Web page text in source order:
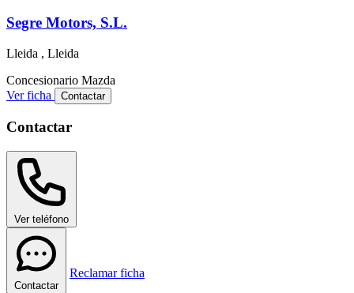
Segre Motors, S.L.
Lleida , Lleida
Concesionario Mazda
Ver ficha
Contactar
Contactar
Ver teléfono
Contactar
Reclamar ficha